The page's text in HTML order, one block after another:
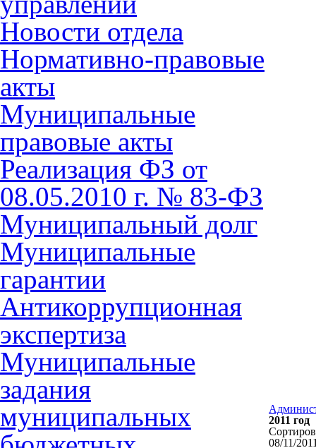
Новости отдела
Нормативно-правовые
акты
Муниципальные
правовые акты
Реализация ФЗ от
08.05.2010 г. № 83-ФЗ
Муниципальный долг
Муниципальные
гарантии
Антикоррупционная
экспертиза
Муниципальные
задания
муниципальных
2011 год
08/11/